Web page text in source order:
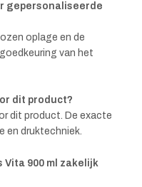
gepersonaliseerde
oplage en de
van het
dit product?
dit product. De exacte
en druktechniek.
Vita 900 ml zakelijk